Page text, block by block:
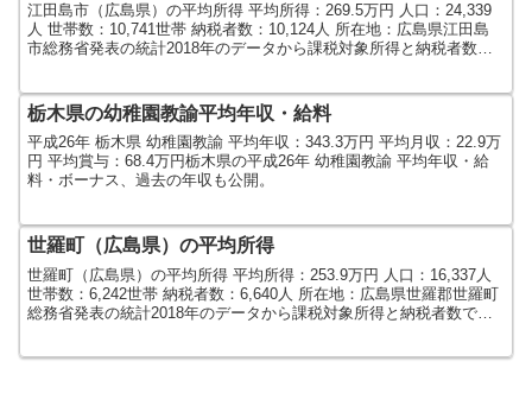
江田島市（広島県）の平均所得 平均所得：269.5万円 人口：24,339
人 世帯数：10,741世帯 納税者数：10,124人 所在地：広島県江田島
市総務省発表の統計2018年のデータから課税対象所得と納税者数で
栃木県の幼稚園教諭平均年収・給料
平成26年 栃木県 幼稚園教諭 平均年収：343.3万円 平均月収：22.9万
円 平均賞与：68.4万円栃木県の平成26年 幼稚園教諭 平均年収・給
料・ボーナス、過去の年収も公開。
世羅町（広島県）の平均所得
世羅町（広島県）の平均所得 平均所得：253.9万円 人口：16,337人
世帯数：6,242世帯 納税者数：6,640人 所在地：広島県世羅郡世羅町
総務省発表の統計2018年のデータから課税対象所得と納税者数で算